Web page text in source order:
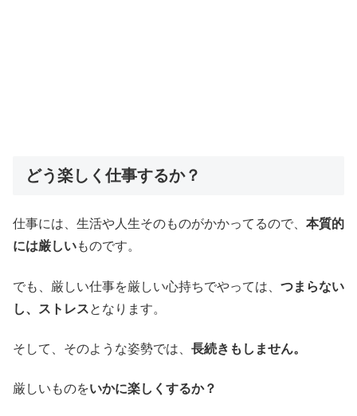
どう楽しく仕事するか？
仕事には、生活や人生そのものがかかってるので、 本質的
には厳しいものです。
でも、厳しい仕事を厳しい心持ちでやっては、 つまらない
し、ストレスとなります。
そして、そのような姿勢では、 長続きもしません。
厳しいものをいかに楽しくするか？